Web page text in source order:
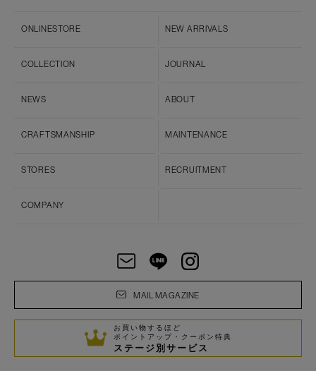
ONLINESTORE NEW ARRIVALS
COLLECTION JOURNAL
NEWS ABOUT
CRAFTSMANSHIP MAINTENANCE
STORES RECRUITMENT
COMPANY
MAIL MAGAZINE
お買い物するほど
ポイントアップ・クーポン特典
ステージ別サービス